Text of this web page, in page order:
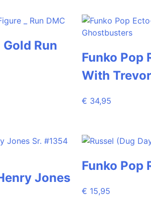
Run
Funko Pop
With
€ 34,95
Jones
Funko Pop
€ 15,95